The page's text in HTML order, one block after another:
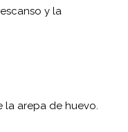
y la
arepa de huevo.